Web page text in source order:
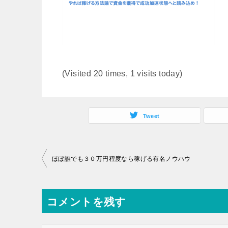
(Visited 20 times, 1 visits today)
Tweet
投
ナ
ビ
ほぼ誰でも３０万円程度なら稼げる有名ノウハウ
コメントを残す